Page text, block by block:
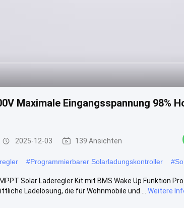
Maximale Eingangsspannung 98%
2025-12-03 139 Ansichten
#Programmierbarer Solarladungskontroller #
Solar Laderegler Kit mit BMS Wake Up Funktion
Ladelösung, die für Wohnmobile und ...
Weitere